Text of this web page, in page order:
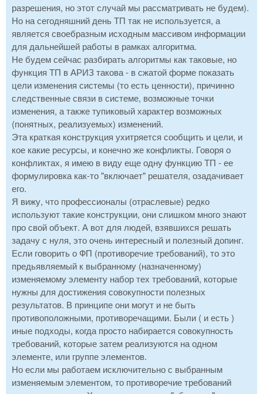
разрешения, но этот случай мы рассматривать не будем).
Но на сегодняшний день ТП так не используется, а
является своебразным исходным массивом информации
для дальнейшей работы в рамках алгоритма.
Не будем сейчас разбирать алгоритмы как таковые, но
функция ТП в АРИЗ такова - в сжатой форме показать
цели изменения системы (то есть ценности), причинно
следственные связи в системе, возможные точки
изменения, а также тупиковый характер возможных
(понятных, реализуемых) изменений.
Эта краткая конструкция ухитряется сообщить и цели, и
кое какие ресурсы, и конечно же конфликты. Говоря о
конфликтах, я имею в виду еще одну функцию ТП - ее
формулировка как-то "включает" решателя, озадачивает
его.
Я вижу, что профессионалы (отраслевые) редко
используют такие конструкции, они слишком много знают
про свой объект. А вот для людей, взявшихся решать
задачу с нуля, это очень интересный и полезный допинг.
Если говорить о ФП (противоречие требований), то это
предьявляемый к выбранному (назначенному)
изменяемому элементу набор тех требований, которые
нужны для достижения совокупности полезных
результатов. В принципе они могут и не быть
противоположными, противоречащими. Были ( и есть )
иные подходы, когда просто набирается совокупность
требований, которые затем реализуются на одном
элементе, или группе элементов.
Но если мы работаем исключительно с выбранным
изменяемым элементом, то противоречие требований